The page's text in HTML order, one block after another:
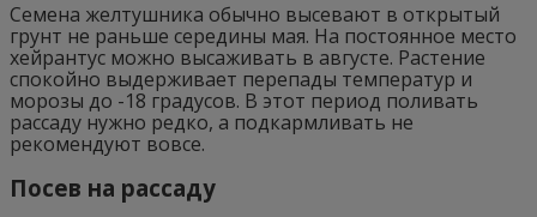
Семена желтушника обычно высевают в открытый
грунт не раньше середины мая. На постоянное место
хейрантус можно высаживать в августе. Растение
спокойно выдерживает перепады температур и
морозы до -18 градусов. В этот период поливать
рассаду нужно редко, а подкармливать не
рекомендуют вовсе.
Посев на рассаду